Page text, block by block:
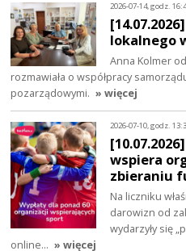
2026-07-14, godz.
lokalnego
Anna Kolmer
rozmawiała o współpracy
pozarządowymi. » więcej
2026-07-10, godz.
wspiera
zbieraniu
Na liczniku
darowizn od
wydarzyły się
online… » więcej